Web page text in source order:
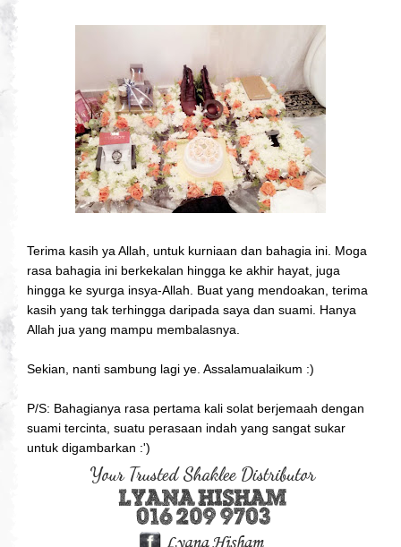
Terima kasih ya Allah, untuk kurniaan dan bahagia ini. Moga
rasa bahagia ini berkekalan hingga ke akhir hayat, juga
hingga ke syurga insya-Allah. Buat yang mendoakan, terima
kasih yang tak terhingga daripada saya dan suami. Hanya
Allah jua yang mampu membalasnya.
Sekian, nanti sambung lagi ye. Assalamualaikum :)
P/S: Bahagianya rasa pertama kali solat berjemaah dengan
suami tercinta, suatu perasaan indah yang sangat sukar
untuk digambarkan :')